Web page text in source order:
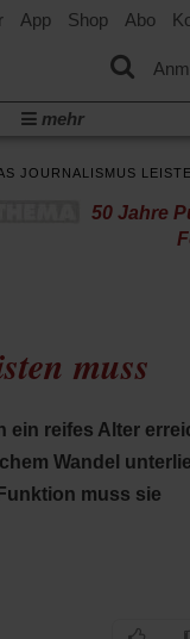
App Shop Abo
mehr
Spiritletter
einem
neuen
in
Tab)
Krieg in der Ukraine
ändern:
JOURNALISMUS
50 Jahre
muss
ein reifes Alter
Wandel
muss sie